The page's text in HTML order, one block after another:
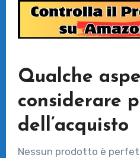
Qualche
considerare
dell’acquisto
Nessun prodotto è